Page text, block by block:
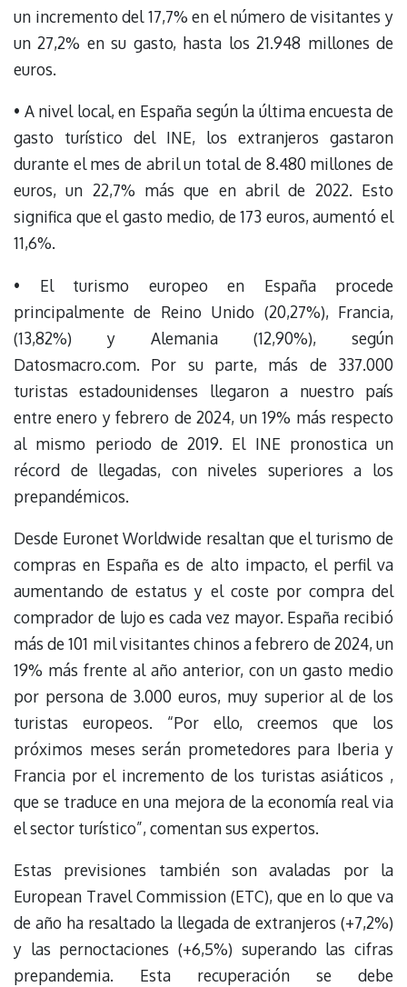
un incremento del 17,7% en el número de visitantes y
un 27,2% en su gasto, hasta los 21.948 millones de
euros.
• A nivel local, en España según la última encuesta de
gasto turístico del INE, los extranjeros gastaron
durante el mes de abril un total de 8.480 millones de
euros, un 22,7% más que en abril de 2022. Esto
significa que el gasto medio, de 173 euros, aumentó el
11,6%.
• El turismo europeo en España procede
principalmente de Reino Unido (20,27%), Francia,
(13,82%) y Alemania (12,90%), según
Datosmacro.com. Por su parte, más de 337.000
turistas estadounidenses llegaron a nuestro país
entre enero y febrero de 2024, un 19% más respecto
al mismo periodo de 2019. El INE pronostica un
récord de llegadas, con niveles superiores a los
prepandémicos.
Desde Euronet Worldwide resaltan que el turismo de
compras en España es de alto impacto, el perfil va
aumentando de estatus y el coste por compra del
comprador de lujo es cada vez mayor. España recibió
más de 101 mil visitantes chinos a febrero de 2024, un
19% más frente al año anterior, con un gasto medio
por persona de 3.000 euros, muy superior al de los
turistas europeos. “Por ello, creemos que los
próximos meses serán prometedores para Iberia y
Francia por el incremento de los turistas asiáticos ,
que se traduce en una mejora de la economía real via
el sector turístico”, comentan sus expertos.
Estas previsiones también son avaladas por la
European Travel Commission (ETC), que en lo que va
de año ha resaltado la llegada de extranjeros (+7,2%)
y las pernoctaciones (+6,5%) superando las cifras
prepandemia. Esta recuperación se debe